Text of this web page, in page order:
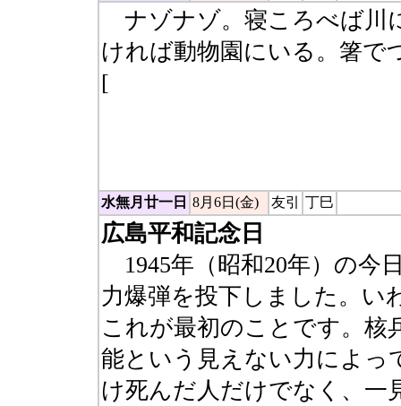
ナゾナゾ。寝ころべば川
ければ動物園にいる。箸
[
水無月廿一日 8月6日(金) 友引 丁巳
広島平和記念日
1945年（昭和20年）の今
力爆弾を投下しました。い
これが最初のことです。核
能という見えない力によっ
け死んだ人だけでなく、一